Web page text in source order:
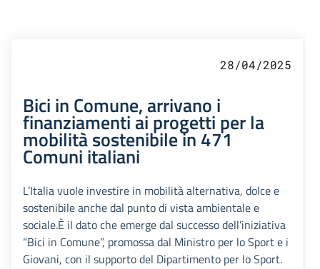
28/04/2025
Bici in Comune, arrivano i
finanziamenti ai progetti per la
mobilità sostenibile in 471
Comuni italiani
L’Italia vuole investire in mobilità alternativa, dolce e
sostenibile anche dal punto di vista ambientale e
sociale.È il dato che emerge dal successo dell’iniziativa
“Bici in Comune”, promossa dal Ministro per lo Sport e i
Giovani, con il supporto del Dipartimento per lo Sport.